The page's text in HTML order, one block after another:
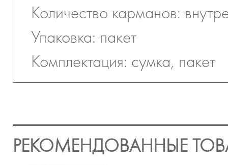
Количество карманов:
Упаковка: пакет
Комплектация: сумка, пакет
РЕКОМЕНДОВАННЫЕ